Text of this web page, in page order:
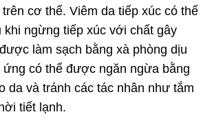
cơ thể. Viêm da tiếp xúc có thể
khi ngừng tiếp xúc với chất gây
làm sạch bằng xà phòng dịu
ứng có thể được ngăn ngừa bằng
da và tránh các tác nhân như tắm
tiết lạnh.